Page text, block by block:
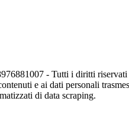
- Tutti i diritti
e ai dati personali
di data scraping.